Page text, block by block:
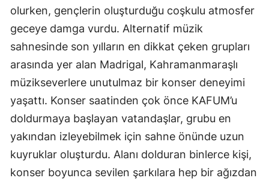
olurken, gençlerin oluşturduğu coşkulu atmosfer
geceye damga vurdu. Alternatif müzik
sahnesinde son yılların en dikkat çeken grupları
arasında yer alan Madrigal, Kahramanmaraşlı
müzikseverlere unutulmaz bir konser deneyimi
yaşattı. Konser saatinden çok önce KAFUM’u
doldurmaya başlayan vatandaşlar, grubu en
yakından izleyebilmek için sahne önünde uzun
kuyruklar oluşturdu. Alanı dolduran binlerce kişi,
konser boyunca sevilen şarkılara hep bir ağızdan